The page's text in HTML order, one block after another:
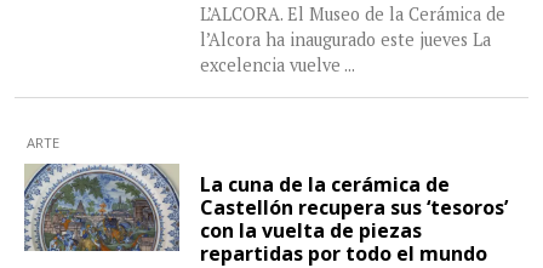
L’ALCORA. El Museo de la Cerámica de
l’Alcora ha inaugurado este jueves La
excelencia vuelve ...
ARTE
La cuna de la cerámica de
Castellón recupera sus ‘tesoros’
con la vuelta de piezas
repartidas por todo el mundo